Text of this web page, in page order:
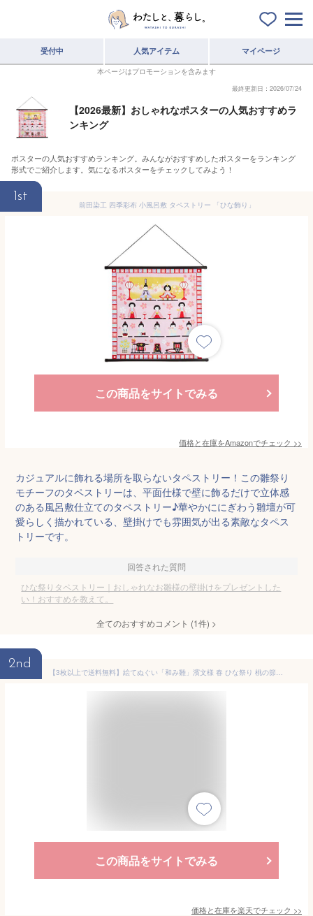
受付中 人気アイテム マイページ
本ページはプロモーションを含みます
最終更新日：2026/07/24
【2026最新】おしゃれなポスターの人気おすすめラ
ンキング
ポスターの人気おすすめランキング。みんながおすすめしたポスターをランキング
形式でご紹介します。気になるポスターをチェックしてみよう！
1st
前田染工 四季彩布 小風呂敷 タペストリー 「ひな飾り」
この商品をサイトでみる
価格と在庫をAmazonでチェック >>
カジュアルに飾れる場所を取らないタペストリー！この雛祭り
モチーフのタペストリーは、平面仕様で壁に飾るだけで立体感
のある風呂敷仕立てのタペストリー♪華やかににぎわう雛壇が可
愛らしく描かれている、壁掛けでも雰囲気が出る素敵なタペス
トリーです。
回答された質問
ひな祭りタペストリー｜おしゃれなお雛様の壁掛けをプレゼントした
い！おすすめを教えて。
全てのおすすめコメント (1件) >
2nd
【3枚以上で送料無料】絵てぬぐい「和み雛」濱文様 春 ひな祭り 桃の節句 ひな人形 雛飾り かわいい 日本製 捺染手ぬぐい てぬぐい 手拭い 和風インテリア タペストリー 贈り物 ギフト お土産 壁掛け メール便
この商品をサイトでみる
価格と在庫を楽天でチェック >>